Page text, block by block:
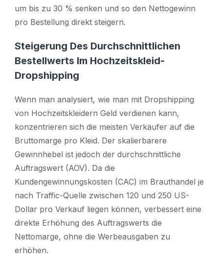
um bis zu 30 % senken und so den Nettogewinn
pro Bestellung direkt steigern.
Steigerung Des Durchschnittlichen
Bestellwerts Im Hochzeitskleid-
Dropshipping
Wenn man analysiert, wie man mit Dropshipping
von Hochzeitskleidern Geld verdienen kann,
konzentrieren sich die meisten Verkäufer auf die
Bruttomarge pro Kleid. Der skalierbarere
Gewinnhebel ist jedoch der durchschnittliche
Auftragswert (AOV). Da die
Kundengewinnungskosten (CAC) im Brauthandel je
nach Traffic-Quelle zwischen 120 und 250 US-
Dollar pro Verkauf liegen können, verbessert eine
direkte Erhöhung des Auftragswerts die
Nettomarge, ohne die Werbeausgaben zu
erhöhen.